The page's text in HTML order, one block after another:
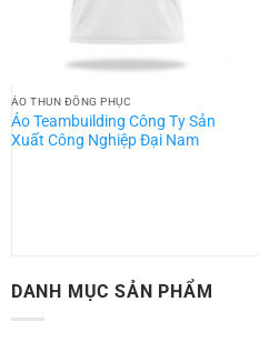
ÁO THUN ĐỒNG PHỤC
Áo Teambuilding Công Ty Sản
Xuất Công Nghiệp Đại Nam
DANH MỤC SẢN PHẨM